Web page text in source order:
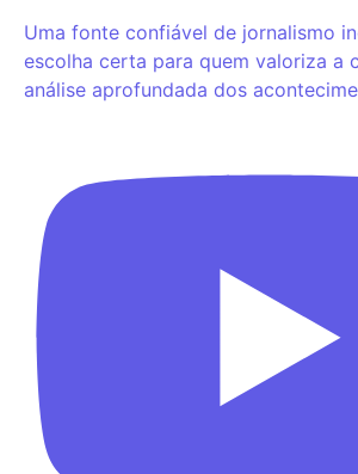
Uma fonte confiável de jornalismo
escolha certa para quem valoriza a
análise aprofundada dos